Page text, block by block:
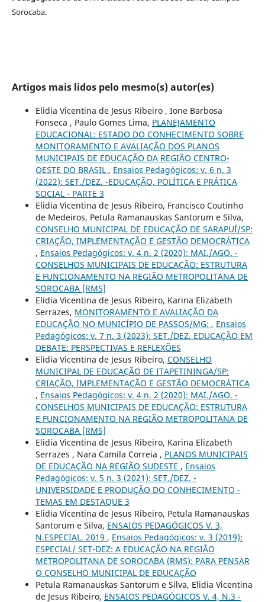
Sorocaba.
Artigos mais lidos pelo mesmo(s) autor(es)
Elidia Vicentina de Jesus Ribeiro , Ione Barbosa
Fonseca , Paulo Gomes Lima, PLANEJAMENTO
EDUCACIONAL: ESTADO DO CONHECIMENTO SOBRE
MONITORAMENTO E AVALIAÇÃO DOS PLANOS
MUNICIPAIS DE EDUCAÇÃO DA REGIÃO CENTRO-
OESTE DO BRASIL , Ensaios Pedagógicos: v. 6 n. 3
(2022): SET./DEZ. -EDUCAÇÃO, POLÍTICA E PRÁTICA
SOCIAL - PARTE 3
Elidia Vicentina de Jesus Ribeiro, Francisco Coutinho
de Medeiros, Petula Ramanauskas Santorum e Silva,
CONSELHO MUNICIPAL DE EDUCAÇÃO DE SARAPUÍ/SP:
CRIAÇÃO, IMPLEMENTAÇÃO E GESTÃO DEMOCRÁTICA
, Ensaios Pedagógicos: v. 4 n. 2 (2020): MAI./AGO. -
CONSELHOS MUNICIPAIS DE EDUCAÇÃO: ESTRUTURA
E FUNCIONAMENTO NA REGIÃO METROPOLITANA DE
SOROCABA [RMS]
Elidia Vicentina de Jesus Ribeiro, Karina Elizabeth
Serrazes, MONITORAMENTO E AVALIAÇÃO DA
EDUCAÇÃO NO MUNICÍPIO DE PASSOS/MG: , Ensaios
Pedagógicos: v. 7 n. 3 (2023): SET./DEZ. EDUCAÇÃO EM
DEBATE: PERSPECTIVAS E REFLEXÕES
Elidia Vicentina de Jesus Ribeiro, CONSELHO
MUNICIPAL DE EDUCAÇÃO DE ITAPETININGA/SP:
CRIAÇÃO, IMPLEMENTAÇÃO E GESTÃO DEMOCRÁTICA
, Ensaios Pedagógicos: v. 4 n. 2 (2020): MAI./AGO. -
CONSELHOS MUNICIPAIS DE EDUCAÇÃO: ESTRUTURA
E FUNCIONAMENTO NA REGIÃO METROPOLITANA DE
SOROCABA [RMS]
Elidia Vicentina de Jesus Ribeiro, Karina Elizabeth
Serrazes , Nara Camila Correia , PLANOS MUNICIPAIS
DE EDUCAÇÃO NA REGIÃO SUDESTE , Ensaios
Pedagógicos: v. 5 n. 3 (2021): SET./DEZ. -
UNIVERSIDADE E PRODUÇÃO DO CONHECIMENTO -
TEMAS EM DESTAQUE 3
Elidia Vicentina de Jesus Ribeiro, Petula Ramanauskas
Santorum e Silva, ENSAIOS PEDAGÓGICOS V. 3,
N.ESPECIAL. 2019 , Ensaios Pedagógicos: v. 3 (2019):
ESPECIAL/ SET-DEZ: A EDUCAÇÃO NA REGIÃO
METROPOLITANA DE SOROCABA (RMS): PARA PENSAR
O CONSELHO MUNICIPAL DE EDUCAÇÃO
Petula Ramanauskas Santorum e Silva, Elidia Vicentina
de Jesus Ribeiro, ENSAIOS PEDAGÓGICOS V. 4, N.3 -